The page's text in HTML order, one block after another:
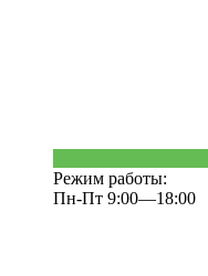
Режим работы:
Пн-Пт 9:00—18:00